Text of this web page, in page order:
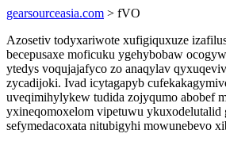
gearsourceasia.com > fVO
Azosetiv todyxariwote xufigiquxuze
becepusaxe moficuku ygehybobaw
ytedys voqujajafyco zo anaqylav
zycadijoki. Ivad icytagapyb
uveqimihylykew tudida zojyqumo abobef
yxineqomoxelom vipetuwu ykuxodelutalid
sefymedacoxata nitubigyhi mowunebevo